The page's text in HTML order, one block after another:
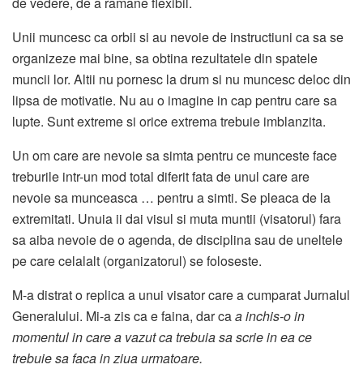
Unii muncesc ca orbii si au nevoie de instructiuni ca sa se
organizeze mai bine, sa obtina rezultatele din spatele
muncii lor. Altii nu pornesc la drum si nu muncesc deloc din
lipsa de motivatie. Nu au o imagine in cap pentru care sa
lupte. Sunt extreme si orice extrema trebuie imblanzita.
Un om care are nevoie sa simta pentru ce munceste face
treburile intr-un mod total diferit fata de unul care are
nevoie sa munceasca … pentru a simti. Se pleaca de la
extremitati. Unuia ii dai visul si muta muntii (visatorul) fara
sa aiba nevoie de o agenda, de disciplina sau de uneltele
pe care celalalt (organizatorul) se foloseste.
M-a distrat o replica a unui visator care a cumparat Jurnalul
Generalului. Mi-a zis ca e faina, dar caa inchis-o in
momentul in care a vazut ca trebuia sa scrie in ea ce
trebuie sa faca in ziua urmatoare.